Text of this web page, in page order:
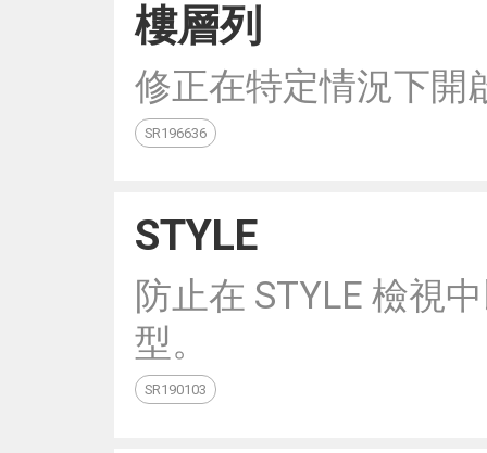
樓層列
修正在特定情況下開
SR196636
STYLE
防止在 STYLE 檢視
型。
SR190103